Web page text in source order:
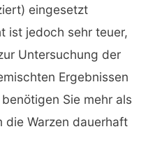
eingesetzt
ist jedoch sehr teuer,
Untersuchung der
Ergebnissen
Sie mehr als
die Warzen dauerhaft